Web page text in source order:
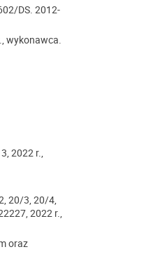
DS. 2012-
wykonawca.
2022 r.,
20/3, 20/4,
2022 r.,
oraz